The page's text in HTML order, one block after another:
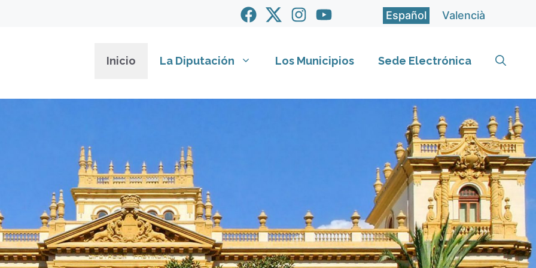
Español Valencià
Inicio La Diputación Los Municipios Sede Electrónica